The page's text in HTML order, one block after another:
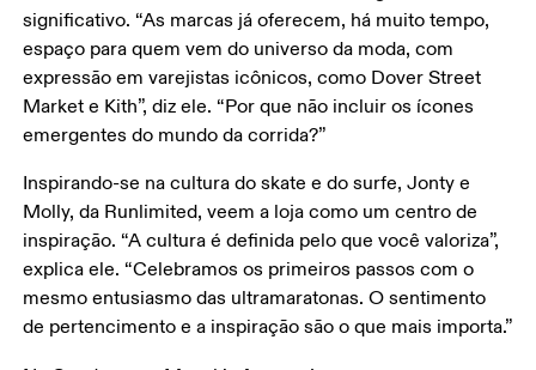
significativo. “As marcas já oferecem, há muito tempo,
espaço para quem vem do universo da moda, com
expressão em varejistas icônicos, como Dover Street
Market e Kith”, diz ele. “Por que não incluir os ícones
emergentes do mundo da corrida?”
Inspirando-se na cultura do skate e do surfe, Jonty e
Molly, da Runlimited, veem a loja como um centro de
inspiração. “A cultura é definida pelo que você valoriza”,
explica ele. “Celebramos os primeiros passos com o
mesmo entusiasmo das ultramaratonas. O sentimento
de pertencimento e a inspiração são o que mais importa.”